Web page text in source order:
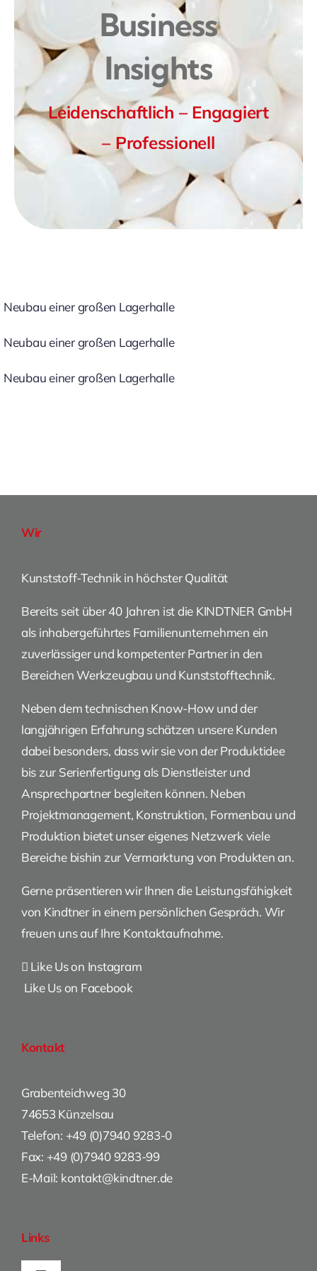
Business
Insights
Leidenschaftlich – Engagiert
– Professionell
Neubau einer großen Lagerhalle
Neubau einer großen Lagerhalle
Neubau einer großen Lagerhalle
Wir
Kunststoff-Technik in höchster Qualität
Bereits seit über 40 Jahren ist die KINDTNER GmbH
als inhabergeführtes Familienunternehmen ein
zuverlässiger und kompetenter Partner in den
Bereichen Werkzeugbau und Kunststofftechnik.
Neben dem technischen Know-How und der
langjährigen Erfahrung schätzen unsere Kunden
dabei besonders, dass wir sie von der Produktidee
bis zur Serienfertigung als Dienstleister und
Ansprechpartner begleiten können. Neben
Projektmanagement, Konstruktion, Formenbau und
Produktion bietet unser eigenes Netzwerk viele
Bereiche bishin zur Vermarktung von Produkten an.
Gerne präsentieren wir Ihnen die Leistungsfähigkeit
von Kindtner in einem persönlichen Gespräch. Wir
freuen uns auf Ihre Kontaktaufnahme.
Like Us on Instagram
Like Us on Facebook
Kontakt
Grabenteichweg 30
74653 Künzelsau
Telefon: +49 (0)7940 9283-0
Fax: +49 (0)7940 9283-99
E-Mail: kontakt@kindtner.de
Links